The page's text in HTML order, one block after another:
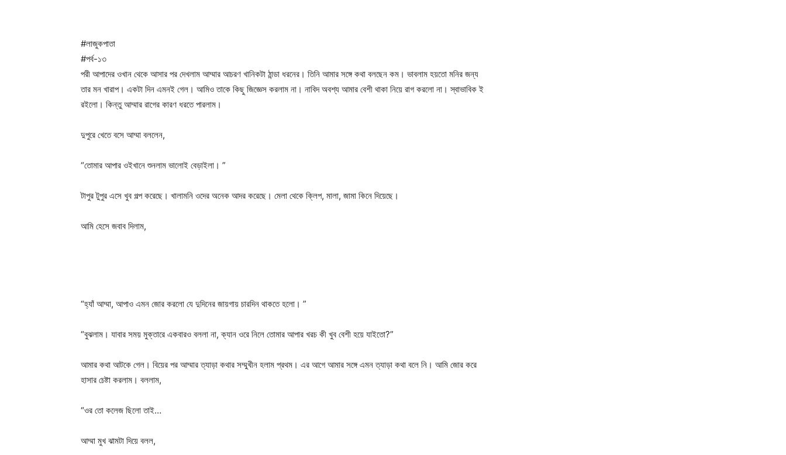
#লাজুকপাতা
#পর্ব-১৩
পরী আপাদের ওখান থেকে আসার পর দেখলাম আম্মার আচরণ খানিকটা ঠান্ডা ধরনের। তিনি আমার সঙ্গে কথা বলছেন কম। ভাবলাম হয়তো মনির জন্য
তার মন খারাপ। একটা দিন এমনই গেল। আমিও তাকে কিছু জিজ্ঞেস করলাম না। নাবিদ অবশ্য আমার বেশী থাকা নিয়ে রাগ করলো না। স্বাভাবিক ই
রইলো। কিন্তু আম্মার রাগের কারণ ধরতে পারলাম।
দুপুরে খেতে বসে আম্মা বললেন,
“তোমার আপার ওইখানে শুনলাম ভালোই বেড়াইলা। ”
টাপুর টুপুর এসে খুব গল্প করেছে। খালামনি ওদের অনেক আদর করেছে। মেলা থেকে ক্লিপ, মালা, জামা কিনে দিয়েছে।
আমি হেসে জবাব দিলাম,
“হ্যাঁ আম্মা, আপাও এমন জোর করলো যে দুদিনের জায়গায় চারদিন থাকতে হলো। ”
“বুঝলাম। যাবার সময় মুক্তারে একবারও বললা না, ক্যান ওরে নিলে তোমার আপার খরচ কী খুব বেশী হয়ে যাইতো?”
আমার কথা আটকে গেল। বিয়ের পর আম্মার ত্যাড়া কথার সম্মুখীন হলাম প্রথম। এর আগে আমার সঙ্গে এমন ত্যাড়া কথা বলে নি। আমি জোর করে
হাসার চেষ্টা করলাম। বললাম,
“ওর তো কলেজ ছিলো তাই…
আম্মা মুখ ঝামটা দিয়ে বলল,